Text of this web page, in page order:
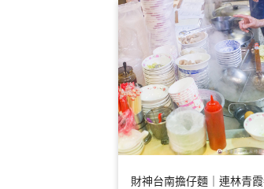
財神台南擔仔麵｜連林青